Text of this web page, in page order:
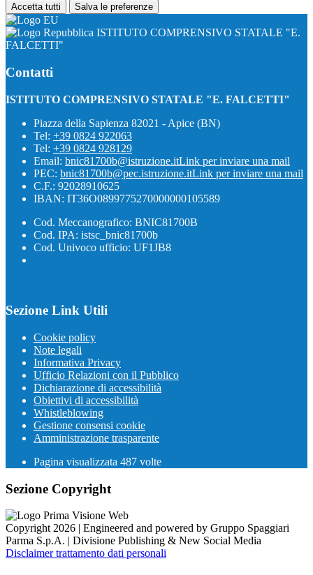
Accetta tutti Salva le preferenze
ISTITUTO COMPRENSIVO STATALE "E.
FALCETTI"
Contatti
ISTITUTO COMPRENSIVO STATALE "E. FALCETTI"
Piazza della Sapienza 82021 - Apice (BN)
Tel: +39 0824 922063
Tel: +39 0824 928129
Email: bnic81700b@istruzione.itLink per inviare una mail
PEC: bnic81700b@pec.istruzione.itLink per inviare una mail
C.F.: 92028910625
IBAN: IT36O0899775270000000105589
Cod. Meccanografico: BNIC81700B
Cod. IPA: istsc_bnic81700b
Cod. Univoco ufficio: UF1JB8
Sezione Link Utili
Cookie policy
Note legali
Informativa Privacy
Ufficio Relazioni con il Pubblico
Dichiarazione di accessibilità
Obiettivi di accessibilità
Whistleblowing
Gestione consensi cookie
Amministrazione trasparente
Pagina visualizzata 487 volte
Sezione Copyright
Copyright 2026 | Engineered and powered by Gruppo Spaggiari
Parma S.p.A. | Divisione Publishing & New Social Media
Disclaimer trattamento dati personali